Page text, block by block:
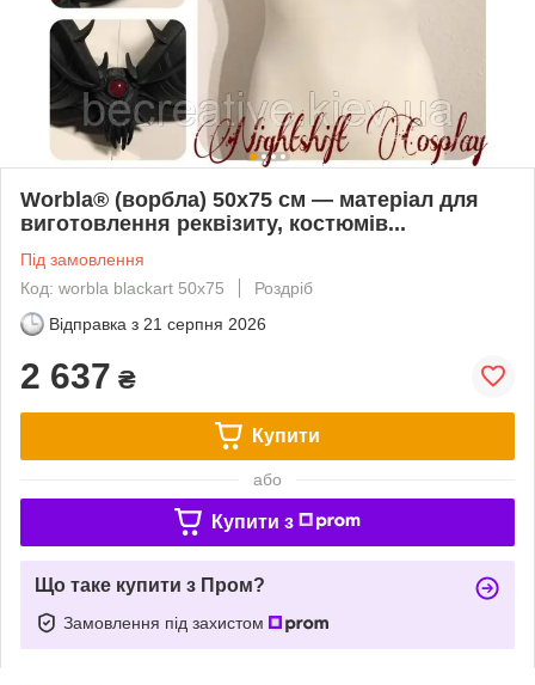
Worbla® (ворбла) 50x75 см — матеріал для
виготовлення реквізиту, костюмів...
Під замовлення
Код: worbla blackart 50x75
Роздріб
Відправка з 21 серпня 2026
2 637 ₴
Купити
або
Купити з
Що таке купити з Пром?
Замовлення під захистом